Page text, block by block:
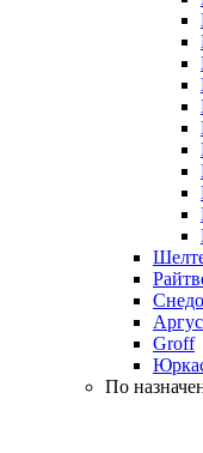
Снедо
Аргус
Groff
По